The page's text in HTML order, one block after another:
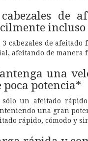
de
3 cabezales de
afeitando de manera
una
poca potencia*
sólo un afeitado
una gran
rápido, cómodo y